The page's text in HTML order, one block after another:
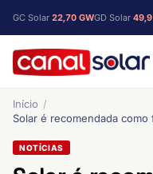
GC Solar 22,70 GWGD Solar
Início
NOTÍCIAS